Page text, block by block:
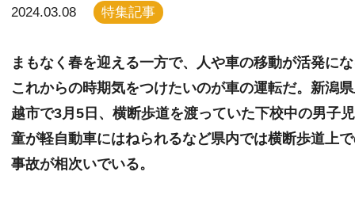
2024.03.08 特集記事
まもなく春を迎える一方で、人や車の移動が活発に
これからの時期気をつけたいのが車の運転だ。新潟
越市で3月5日、横断歩道を渡っていた下校中の男子児
童が軽自動車にはねられるなど県内では横断歩道上
事故が相次いでいる。